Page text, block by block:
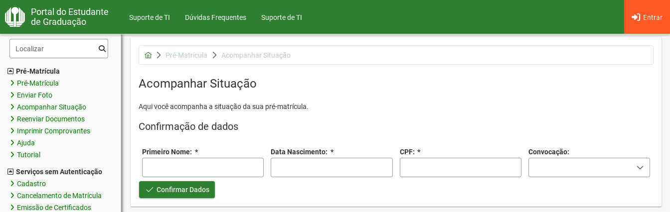
Portal do Estudante
de Graduação
Suporte de TI Dúvidas Frequentes Entrar
Suporte de TI
Pré-Matrícula
Pré-Matrícula
Enviar Foto
Acompanhar Situação
Reenviar Documentos
Imprimir Comprovantes
Ajuda
Tutorial
Serviços sem Autenticação
Cadastro
Cancelamento de Matrícula
Emissão de Certificados
Pré-Matrícula Acompanhar Situação
Acompanhar Situação
Aqui você acompanha a situação da sua pré-matrícula.
Confirmação de dados
Primeiro Nome: * Data Nascimento: * CPF: * Convocação:
Confirmar Dados